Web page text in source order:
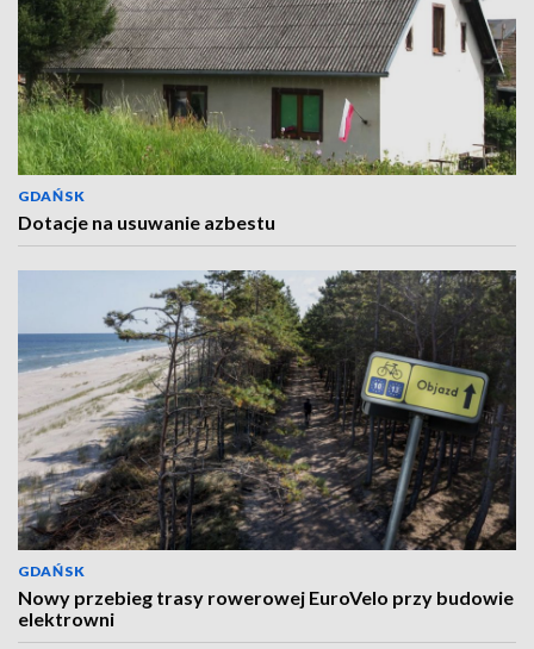
GDAŃSK
Dotacje na usuwanie azbestu
GDAŃSK
Nowy przebieg trasy rowerowej EuroVelo przy budowie
elektrowni